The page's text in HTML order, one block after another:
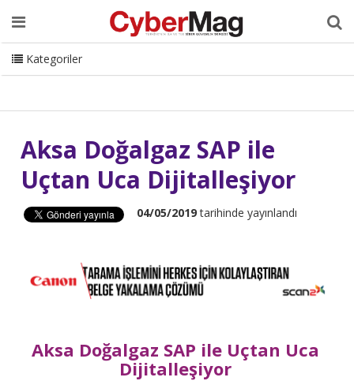
Ana Sayfa Hakkımızda Dergi Editörden
Danışmanlık
ISC Turkey Sizden Gelenler
İletişim
CyberMag Logo
Kategoriler
Aksa Doğalgaz SAP ile
Uçtan Uca Dijitalleşiyor
04/05/2019tarihinde yayınlandı
Aksa Doğalgaz SAP ile Uçtan Uca
Dijitalleşiyor